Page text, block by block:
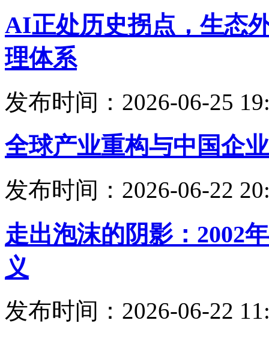
AI正处历史拐点，生态
理体系
发布时间：2026-06-25
全球产业重构与中国企
发布时间：2026-06-22
走出泡沫的阴影：2002
义
发布时间：2026-06-22